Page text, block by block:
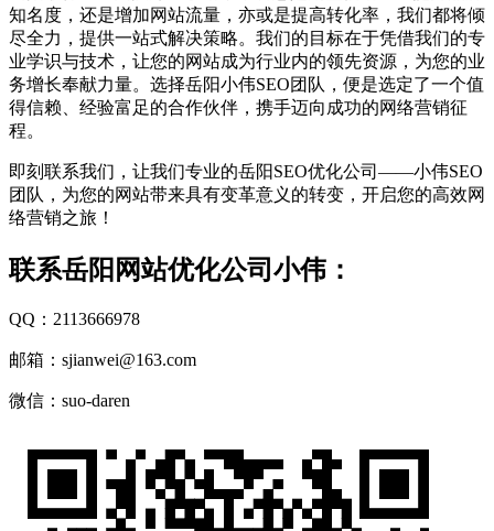
知名度，还是增加网站流量，亦或是提高转化率，我们都将倾
尽全力，提供一站式解决策略。我们的目标在于凭借我们的专
业学识与技术，让您的网站成为行业内的领先资源，为您的业
务增长奉献力量。选择岳阳小伟SEO团队，便是选定了一个值
得信赖、经验富足的合作伙伴，携手迈向成功的网络营销征
程。
即刻联系我们，让我们专业的岳阳SEO优化公司——小伟SEO
团队，为您的网站带来具有变革意义的转变，开启您的高效网
络营销之旅！
联系岳阳网站优化公司小伟：
QQ：2113666978
邮箱：sjianwei@163.com
微信：suo-daren